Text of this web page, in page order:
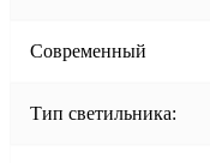
Современный
Тип светильника: